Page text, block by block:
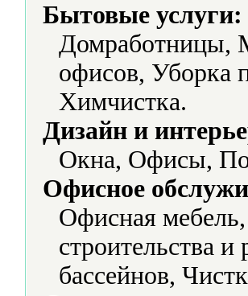
Бытовые услуги:
Домработницы,
офисов, Уборка
Химчистка.
Дизайн и
Окна, Офисы,
Офисное
Офисная
строительства
бассейнов,